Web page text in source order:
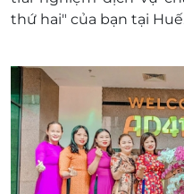
Liên hệ check
khi mua voucher
Áp dụng 01 E-
Một khách
Voucher/E-
E-Voucher/E-
đổi thành tiền
thứ hai" của bạn tại